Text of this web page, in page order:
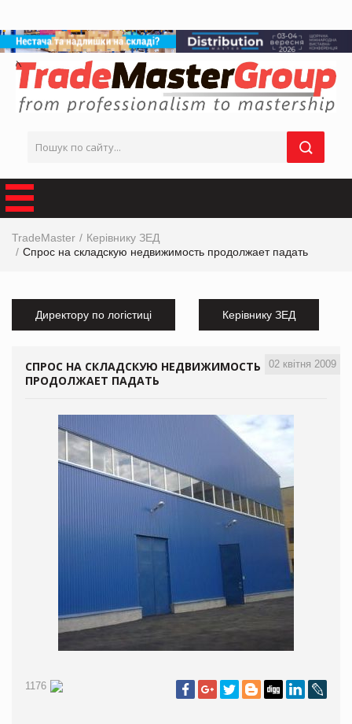
TradeMaster
Керівнику ЗЕД
Спрос на складскую недвижимость продолжает падать
Директору по логістиці Керівнику ЗЕД
02 квітня 2009
СПРОС НА СКЛАДСКУЮ НЕДВИЖИМОСТЬ
ПРОДОЛЖАЕТ ПАДАТЬ
1176